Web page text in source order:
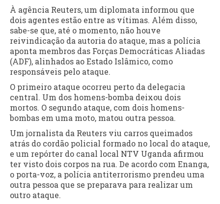
À agência Reuters, um diplomata informou que
dois agentes estão entre as vítimas. Além disso,
sabe-se que, até o momento, não houve
reivindicação da autoria do ataque, mas a polícia
aponta membros das Forças Democráticas Aliadas
(ADF), alinhados ao Estado Islâmico, como
responsáveis pelo ataque.
O primeiro ataque ocorreu perto da delegacia
central. Um dos homens-bomba deixou dois
mortos. O segundo ataque, com dois homens-
bombas em uma moto, matou outra pessoa.
Um jornalista da Reuters viu carros queimados
atrás do cordão policial formado no local do ataque,
e um repórter do canal local NTV Uganda afirmou
ter visto dois corpos na rua. De acordo com Enanga,
o porta-voz, a polícia antiterrorismo prendeu uma
outra pessoa que se preparava para realizar um
outro ataque.